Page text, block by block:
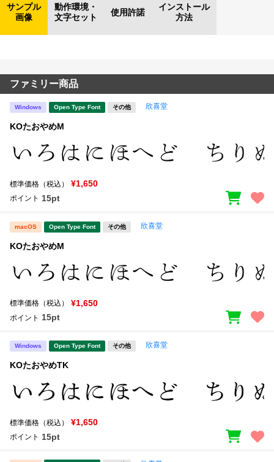
サンプル
画像
動作環境・
文字セット
使用許諾
インストール
方法
ファミリー商品
Windows Open Type Font その他 欣喜堂
KOたおやめM
標準価格（税込） ¥1,650
ポイント 15pt
macOS Open Type Font その他 欣喜堂
KOたおやめM
標準価格（税込） ¥1,650
ポイント 15pt
Windows Open Type Font その他 欣喜堂
KOたおやめTK
標準価格（税込） ¥1,650
ポイント 15pt